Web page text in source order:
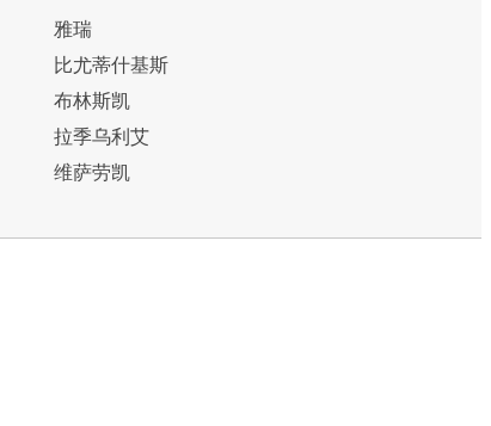
雅瑞
比尤蒂什基斯
布林斯凯
拉季乌利艾
维萨劳凯